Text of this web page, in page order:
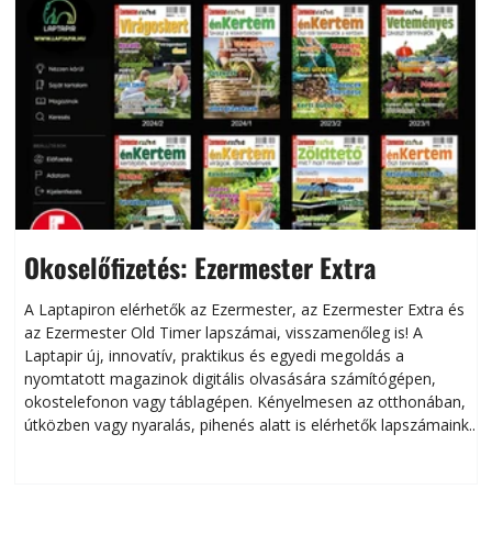
Okoselőfizetés: Ezermester Extra
A Laptapiron elérhetők az Ezermester, az Ezermester Extra és
az Ezermester Old Timer lapszámai, visszamenőleg is! A
Laptapir új, innovatív, praktikus és egyedi megoldás a
nyomtatott magazinok digitális olvasására számítógépen,
okostelefonon vagy táblagépen. Kényelmesen az otthonában,
útközben vagy nyaralás, pihenés alatt is elérhetők lapszámaink.